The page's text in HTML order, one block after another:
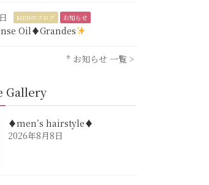
MERのブログ お知らせ
Oil♦︎Grandes
* お知らせ 一覧 >
Gallery
♦︎men’s hairstyle♦︎
2026年8月8日